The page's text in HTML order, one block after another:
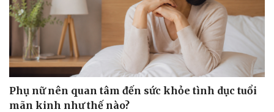
Phụ nữ nên quan tâm đến sức khỏe tình dục tuổi
mãn kinh như thế nào?